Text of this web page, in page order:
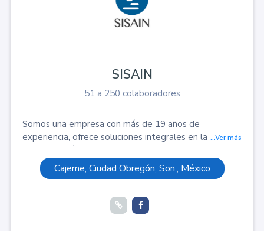
SISAIN
51 a 250 colaboradores
Somos una empresa con más de 19 años de
experiencia, ofrece soluciones integrales en la
administración de recursos humanos. Ayudamos a las
empresas a enfocarse en su negocio mientras
nosotros nos encargamos del talento, procesos y
...Ver más
Cajeme, Ciudad Obregón, Son., México